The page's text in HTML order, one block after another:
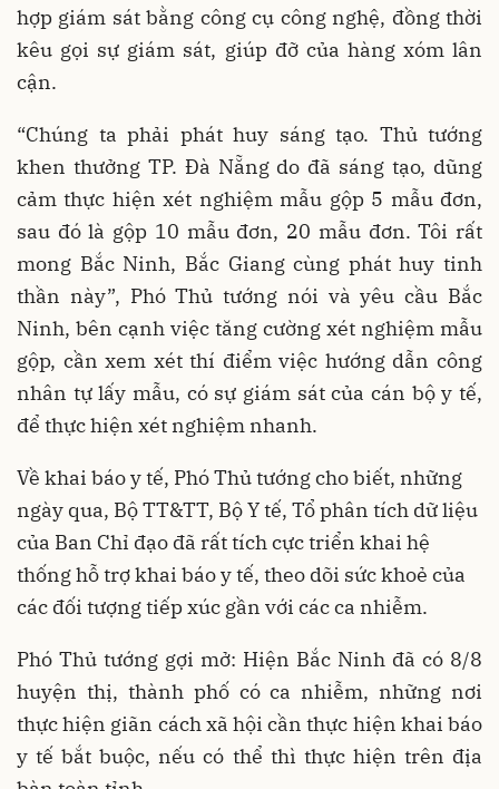
hợp giám sát bằng công cụ công nghệ, đồng thời
kêu gọi sự giám sát, giúp đỡ của hàng xóm lân
cận.
“Chúng ta phải phát huy sáng tạo. Thủ tướng
khen thưởng TP. Đà Nẵng do đã sáng tạo, dũng
cảm thực hiện xét nghiệm mẫu gộp 5 mẫu đơn,
sau đó là gộp 10 mẫu đơn, 20 mẫu đơn. Tôi rất
mong Bắc Ninh, Bắc Giang cùng phát huy tinh
thần này”, Phó Thủ tướng nói và yêu cầu Bắc
Ninh, bên cạnh việc tăng cường xét nghiệm mẫu
gộp, cần xem xét thí điểm việc hướng dẫn công
nhân tự lấy mẫu, có sự giám sát của cán bộ y tế,
để thực hiện xét nghiệm nhanh.
Về khai báo y tế, Phó Thủ tướng cho biết, những
ngày qua, Bộ TT&TT, Bộ Y tế, Tổ phân tích dữ liệu
của Ban Chỉ đạo đã rất tích cực triển khai hệ
thống hỗ trợ khai báo y tế, theo dõi sức khoẻ của
các đối tượng tiếp xúc gần với các ca nhiễm.
Phó Thủ tướng gợi mở: Hiện Bắc Ninh đã có 8/8
huyện thị, thành phố có ca nhiễm, những nơi
thực hiện giãn cách xã hội cần thực hiện khai báo
y tế bắt buộc, nếu có thể thì thực hiện trên địa